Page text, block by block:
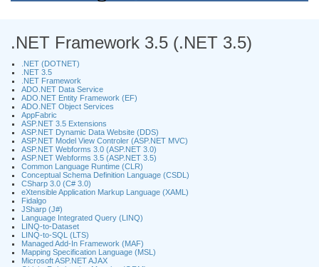
.NET Framework 3.5 (.NET 3.5)
.NET (DOTNET)
.NET 3.5
.NET Framework
ADO.NET Data Service
ADO.NET Entity Framework (EF)
ADO.NET Object Services
AppFabric
ASP.NET 3.5 Extensions
ASP.NET Dynamic Data Website (DDS)
ASP.NET Model View Controler (ASP.NET MVC)
ASP.NET Webforms 3.0 (ASP.NET 3.0)
ASP.NET Webforms 3.5 (ASP.NET 3.5)
Common Language Runtime (CLR)
Conceptual Schema Definition Language (CSDL)
CSharp 3.0 (C# 3.0)
eXtensible Application Markup Language (XAML)
Fidalgo
JSharp (J#)
Language Integrated Query (LINQ)
LINQ-to-Dataset
LINQ-to-SQL (LTS)
Managed Add-In Framework (MAF)
Mapping Specification Language (MSL)
Microsoft ASP.NET AJAX